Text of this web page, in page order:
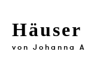
Häuser
von Johanna